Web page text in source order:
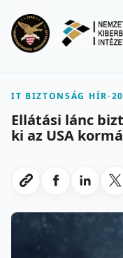
IT BIZTONSÁG HÍR-
Ellátási lánc
ki az USA
Link masolasa
Megosztas